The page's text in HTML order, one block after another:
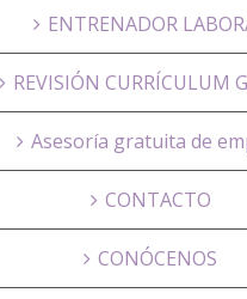
ENTRENADOR
REVISIÓN CURRÍCULUM
Asesoría gratuita de
CONTACTO
CONÓCENOS